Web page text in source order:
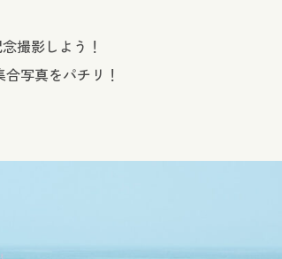
撮影しよう！
写真をパチリ！